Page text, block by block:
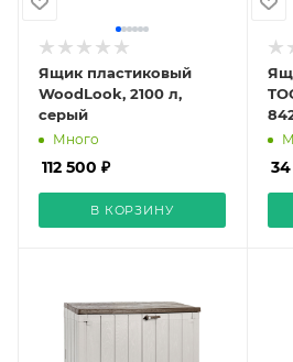
Ящик пластиковый
WoodLook, 2100 л,
серый
Много
112 500 ₽
В КОРЗИНУ